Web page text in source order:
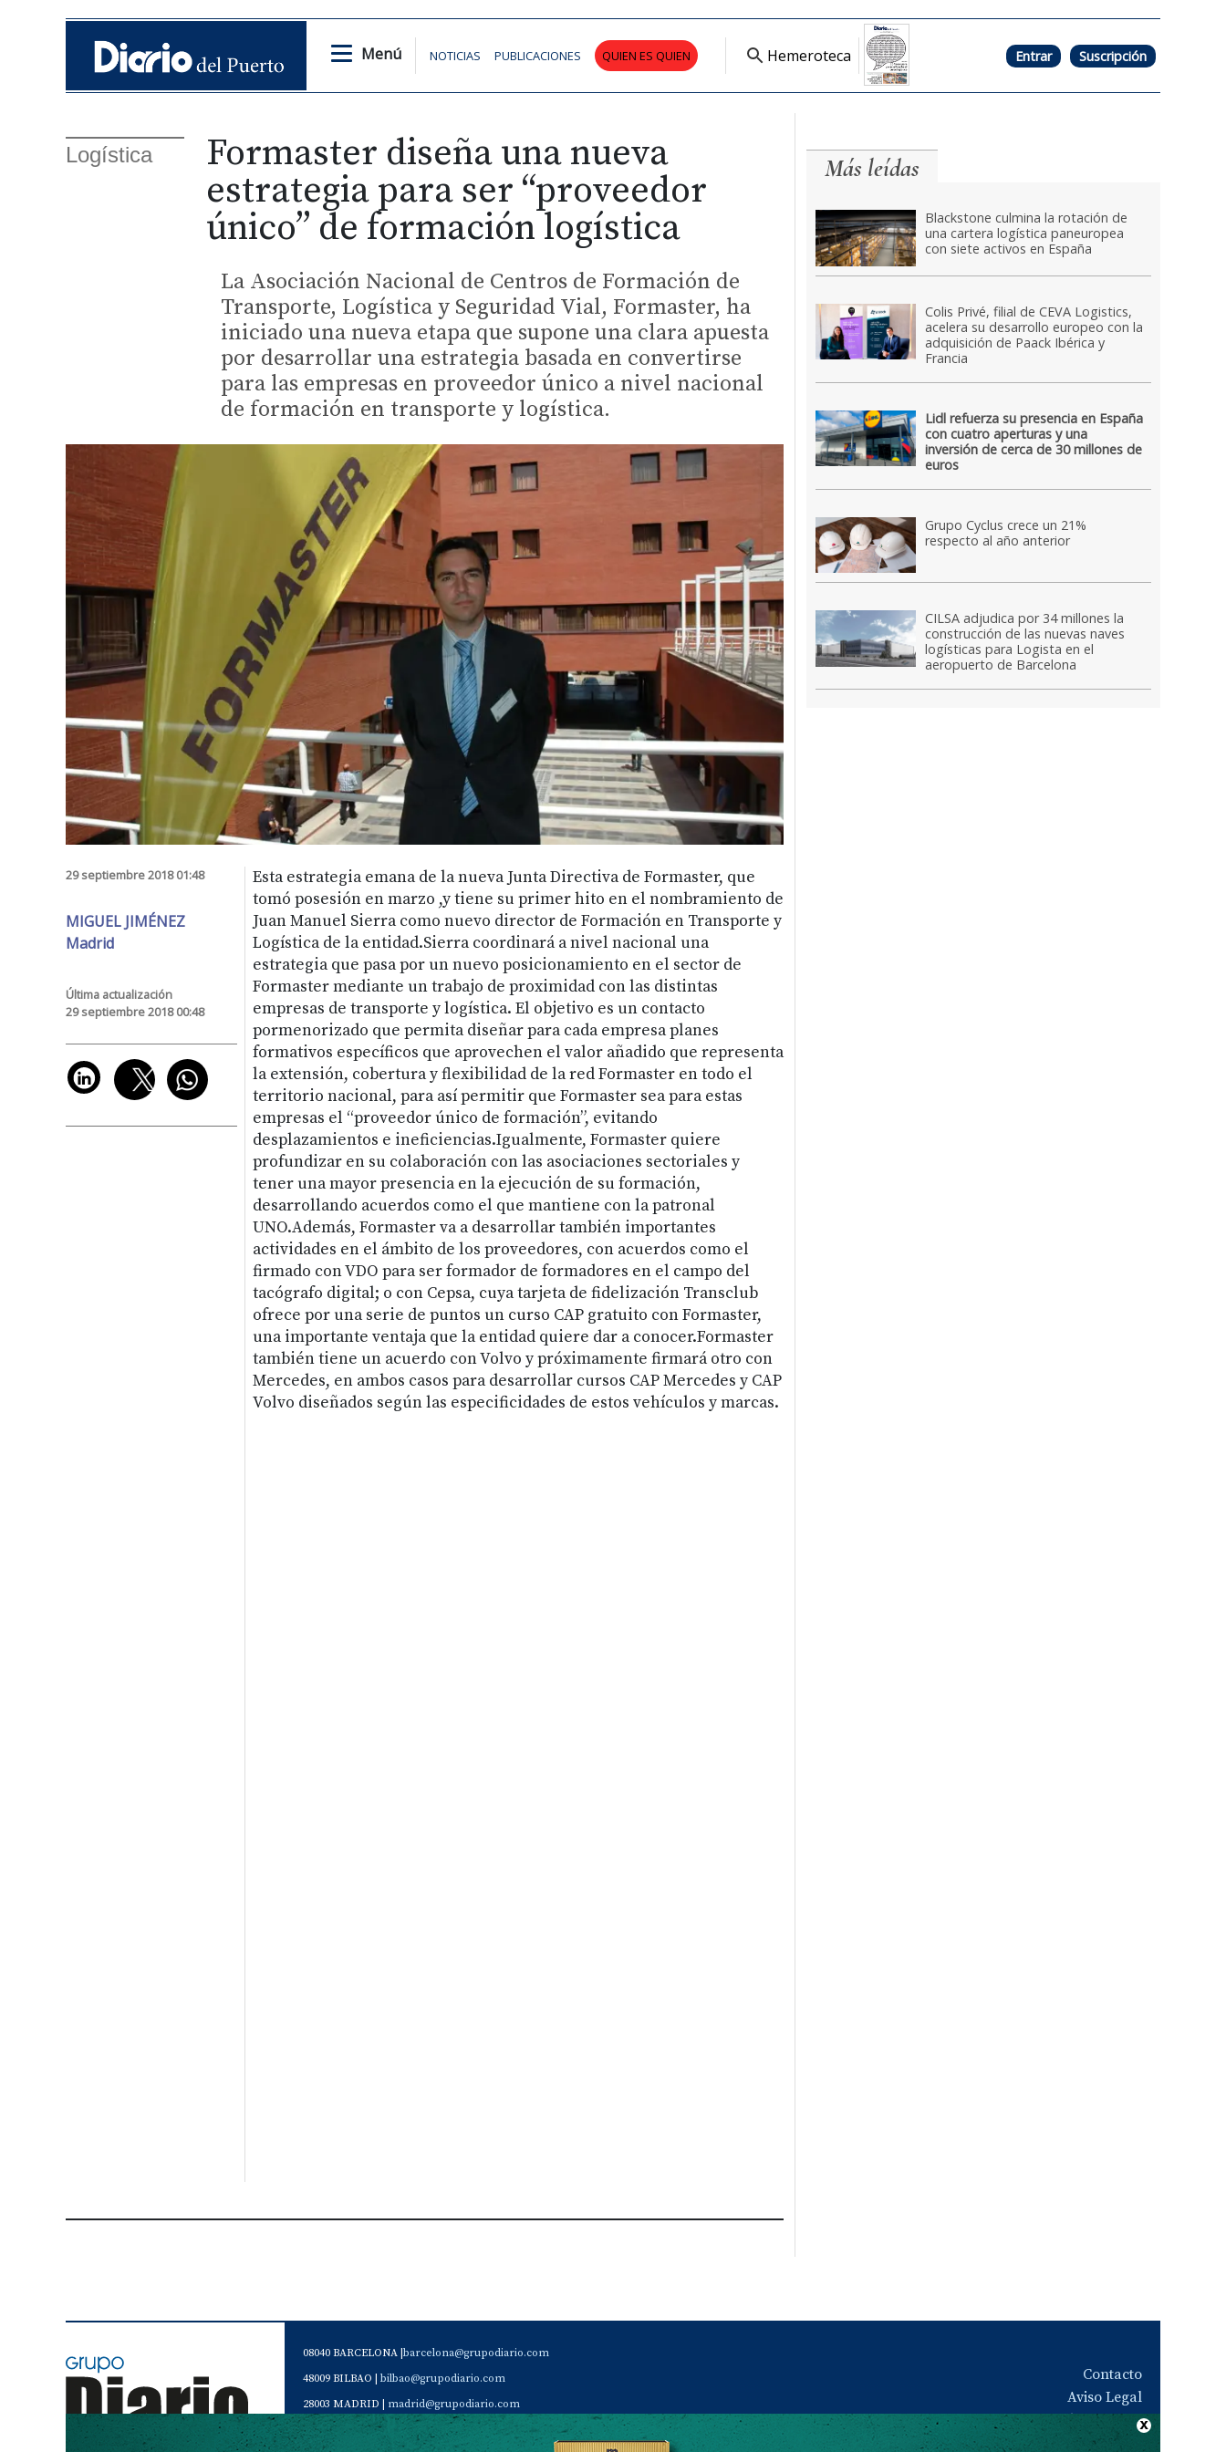
Menú NOTICIAS PUBLICACIONES QUIEN ES QUIEN Hemeroteca Entrar Suscripción
Logística
Formaster diseña una nueva
estrategia para ser “proveedor
único” de formación logística
La Asociación Nacional de Centros de Formación de
Transporte, Logística y Seguridad Vial, Formaster, ha
iniciado una nueva etapa que supone una clara apuesta
por desarrollar una estrategia basada en convertirse
para las empresas en proveedor único a nivel nacional
de formación en transporte y logística.
29 septiembre 2018 01:48
MIGUEL JIMÉNEZ
Madrid
Última actualización
29 septiembre 2018 00:48
Esta estrategia emana de la nueva Junta Directiva de Formaster, que
tomó posesión en marzo ,y tiene su primer hito en el nombramiento de
Juan Manuel Sierra como nuevo director de Formación en Transporte y
Logística de la entidad.Sierra coordinará a nivel nacional una
estrategia que pasa por un nuevo posicionamiento en el sector de
Formaster mediante un trabajo de proximidad con las distintas
empresas de transporte y logística. El objetivo es un contacto
pormenorizado que permita diseñar para cada empresa planes
formativos específicos que aprovechen el valor añadido que representa
la extensión, cobertura y flexibilidad de la red Formaster en todo el
territorio nacional, para así permitir que Formaster sea para estas
empresas el “proveedor único de formación”, evitando
desplazamientos e ineficiencias.Igualmente, Formaster quiere
profundizar en su colaboración con las asociaciones sectoriales y
tener una mayor presencia en la ejecución de su formación,
desarrollando acuerdos como el que mantiene con la patronal
UNO.Además, Formaster va a desarrollar también importantes
actividades en el ámbito de los proveedores, con acuerdos como el
firmado con VDO para ser formador de formadores en el campo del
tacógrafo digital; o con Cepsa, cuya tarjeta de fidelización Transclub
ofrece por una serie de puntos un curso CAP gratuito con Formaster,
una importante ventaja que la entidad quiere dar a conocer.Formaster
también tiene un acuerdo con Volvo y próximamente firmará otro con
Mercedes, en ambos casos para desarrollar cursos CAP Mercedes y CAP
Volvo diseñados según las especificidades de estos vehículos y marcas.
Más leídas
Blackstone culmina la rotación de
una cartera logística paneuropea
con siete activos en España
Colis Privé, filial de CEVA Logistics,
acelera su desarrollo europeo con la
adquisición de Paack Ibérica y
Francia
Lidl refuerza su presencia en España
con cuatro aperturas y una
inversión de cerca de 30 millones de
euros
Grupo Cyclus crece un 21%
respecto al año anterior
CILSA adjudica por 34 millones la
construcción de las nuevas naves
logísticas para Logista en el
aeropuerto de Barcelona
08040 BARCELONA | barcelona@grupodiario.com
48009 BILBAO | bilbao@grupodiario.com
28003 MADRID | madrid@grupodiario.com
46120 Alboraya. VALENCIA |
valencia@grupodiario.com
Contacto
Aviso Legal
Quiénes somos
Política de privacidad